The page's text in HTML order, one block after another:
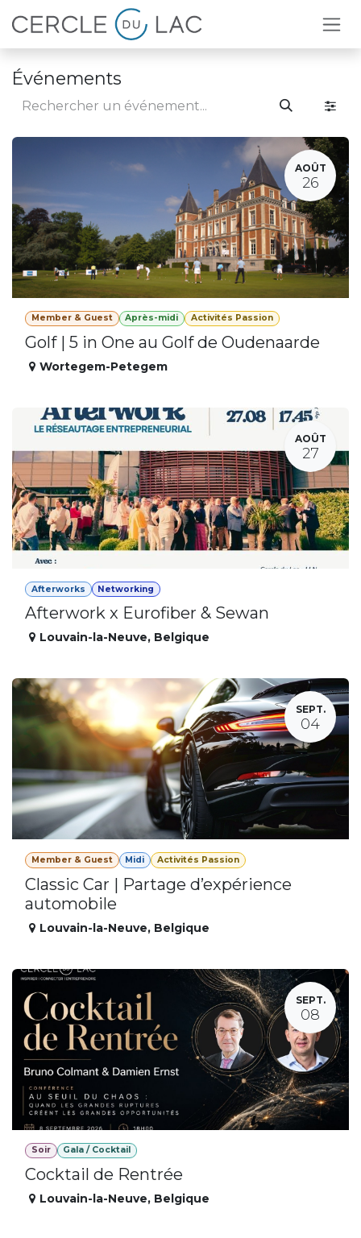
Se rendre au contenu
Événements
AOÛT
26
Member & Guest Après-midi Activités Passion
Golf | 5 in One au Golf de Oudenaarde
Wortegem-Petegem
AOÛT
27
Afterworks Networking
Afterwork x Eurofiber & Sewan
Louvain-la-Neuve, Belgique
SEPT.
04
Member & Guest Midi Activités Passion
Classic Car | Partage d’expérience
automobile
Louvain-la-Neuve, Belgique
SEPT.
08
Soir Gala / Cocktail
Cocktail de Rentrée
Louvain-la-Neuve, Belgique